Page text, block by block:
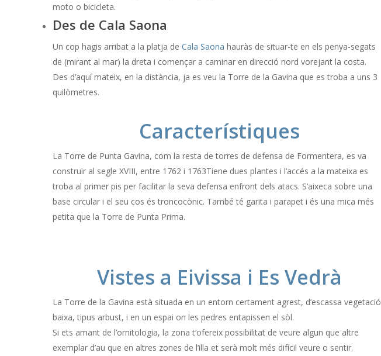
moto o bicicleta.
Des de Cala Saona
Un cop hagis arribat a la platja deCala Saona hauràs de situar-te en els penya-segats
de (mirant al mar) la dreta i començar a caminar en direcció nord vorejant la costa.
Des d’aquí mateix, en la distància, ja es veu la Torre de la Gavina que es troba a uns 3
quilòmetres.
Característiques
La Torre de Punta Gavina, com la resta de torres de defensa de Formentera, es va
construir al segle XVIII, entre 1762 i 1763Tiene dues plantes i l’accés a la mateixa es
troba al primer pis per facilitar la seva defensa enfront dels atacs. S’aixeca sobre una
base circular i el seu cos és troncocònic. També té garita i parapet i és una mica més
petita que la Torre de Punta Prima.
Vistes a Eivissa i Es Vedrà
La Torre de la Gavina està situada en un entorn certament agrest, d’escassa vegetació
baixa, tipus arbust, i en un espai on les pedres entapissen el sòl.
Si ets amant de l’ornitologia, la zona t’ofereix possibilitat de veure algun que altre
exemplar d’au que en altres zones de l’illa et serà molt més difícil veure o sentir.